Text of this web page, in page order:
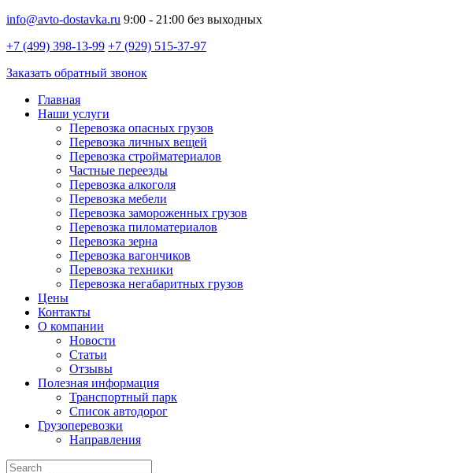
info@avto-dostavka.ru 9:00 - 21:00 без выходных
+7 (499) 398-13-99 +7 (929) 515-37-97
Заказать обратный звонок
Главная
Наши услуги
Перевозка опасных грузов
Перевозка личных вещей
Перевозка стройматериалов
Частные переезды
Перевозка алкоголя
Перевозка мебели
Перевозка замороженных грузов
Перевозка пиломатериалов
Перевозка зерна
Перевозка вагончиков
Перевозка техники
Перевозка негабаритных грузов
Цены
Контакты
О компании
Новости
Статьи
Отзывы
Полезная информация
Транспортный парк
Список автодорог
Грузоперевозки
Направления